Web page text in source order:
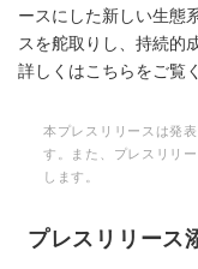
ースにした新しい生態
スを舵取りし、持続的
詳しくはこちらをご覧
本プレスリリースは発
す。また、プレスリリ
します。
プレスリリース